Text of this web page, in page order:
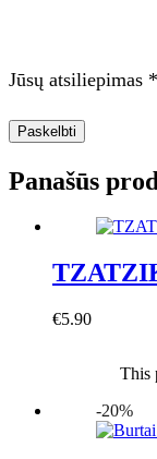
Jūsų atsiliepimas *
Paskelbti
Panašūs
€5.90
This
-20%